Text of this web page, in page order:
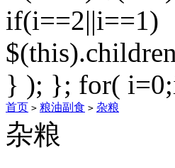
if(i==2||i==1)
} ); }; for(
首页 > 粮油副食 > 杂粮
杂粮